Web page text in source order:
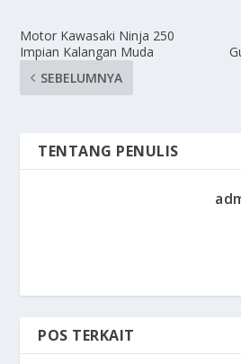
Motor Kawasaki Ninja 250
Impian Kalangan Muda
SEBELUMNYA
TENTANG PENULIS
POS TERKAIT